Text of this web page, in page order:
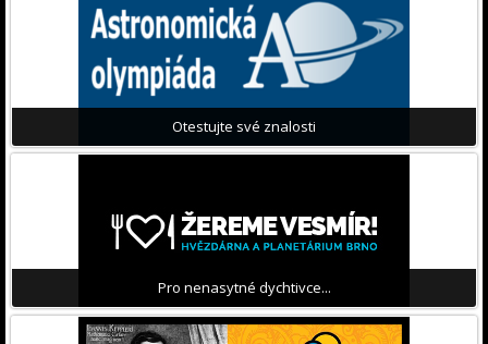
Otestujte své znalosti
Pro nenasytné dychtivce...